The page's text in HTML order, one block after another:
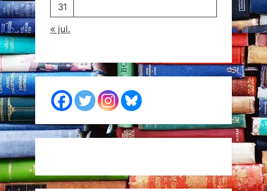
31
« jul.